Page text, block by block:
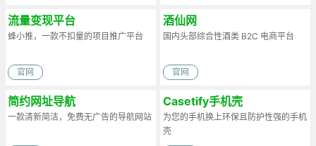
流量变现平台
蜂小推，一款不扣量的项目推广平台
官网
酒仙网
国内头部综合性酒类 B2C 电商平台
官网
简约网址导航
一款清新简洁，免费无广告的导航网站
Casetify手机壳
为您的手机换上环保且防护性强的手机
壳